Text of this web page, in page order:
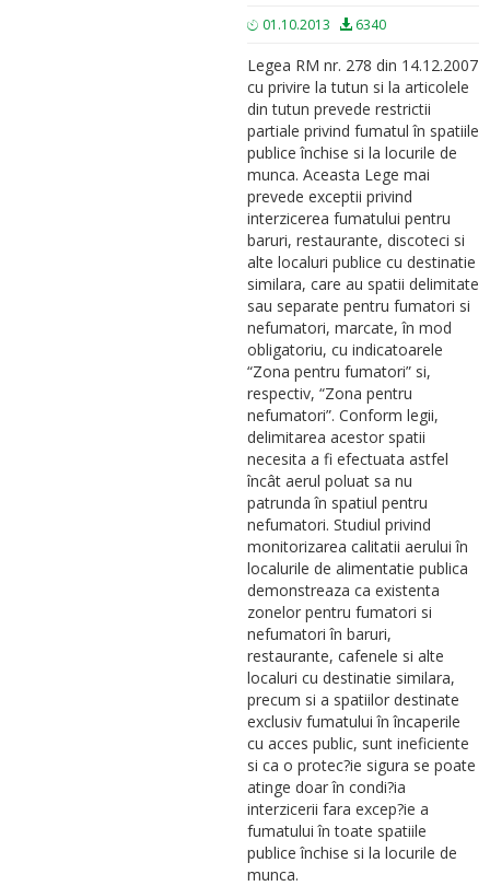
01.10.2013 6340
Legea RM nr. 278 din 14.12.2007
cu privire la tutun si la articolele
din tutun prevede restrictii
partiale privind fumatul în spatiile
publice închise si la locurile de
munca. Aceasta Lege mai
prevede exceptii privind
interzicerea fumatului pentru
baruri, restaurante, discoteci si
alte localuri publice cu destinatie
similara, care au spatii delimitate
sau separate pentru fumatori si
nefumatori, marcate, în mod
obligatoriu, cu indicatoarele
“Zona pentru fumatori” si,
respectiv, “Zona pentru
nefumatori”. Conform legii,
delimitarea acestor spatii
necesita a fi efectuata astfel
încât aerul poluat sa nu
patrunda în spatiul pentru
nefumatori. Studiul privind
monitorizarea calitatii aerului în
localurile de alimentatie publica
demonstreaza ca existenta
zonelor pentru fumatori si
nefumatori în baruri,
restaurante, cafenele si alte
localuri cu destinatie similara,
precum si a spatiilor destinate
exclusiv fumatului în încaperile
cu acces public, sunt ineficiente
si ca o protec?ie sigura se poate
atinge doar în condi?ia
interzicerii fara excep?ie a
fumatului în toate spatiile
publice închise si la locurile de
munca.